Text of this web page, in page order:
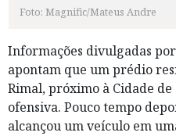
Foto: Magnific/Mateus Andre
Informações divulgadas
apontam que um prédio
Rimal, próximo à Cidade
ofensiva. Pouco tempo
alcançou um veículo em